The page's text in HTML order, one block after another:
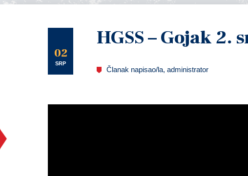
02
SRP
HGSS – Gojak 2.
Članak napisao/la, administrator